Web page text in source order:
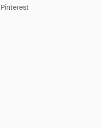
Pinterest